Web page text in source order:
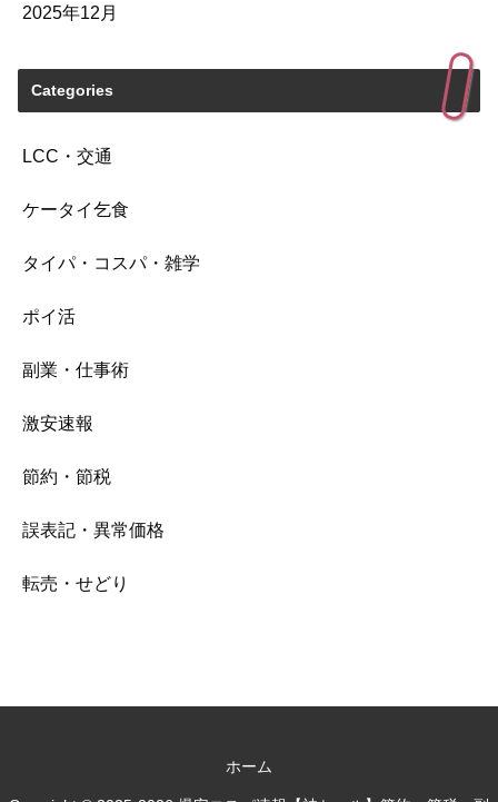
2025年12月
Categories
LCC・交通
ケータイ乞食
タイパ・コスパ・雑学
ポイ活
副業・仕事術
激安速報
節約・節税
誤表記・異常価格
転売・せどり
ホーム